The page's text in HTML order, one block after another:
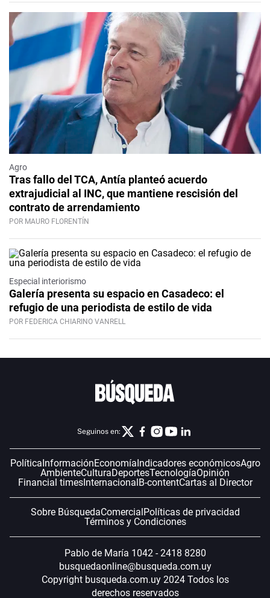
Agro
Tras fallo del TCA, Antía planteó acuerdo
extrajudicial al INC, que mantiene rescisión del
contrato de arrendamiento
POR MAURO FLORENTÍN
Especial interiorismo
Galería presenta su espacio en Casadeco: el
refugio de una periodista de estilo de vida
POR FEDERICA CHIARINO VANRELL
Seguinos en:
PolíticaInformaciónEconomíaIndicadores económicosAgro
AmbienteCulturaDeportesTecnologíaOpinión
Financial timesInternacionalB-contentCartas al Director
Sobre BúsquedaComercialPolíticas de privacidad
Términos y Condiciones
Pablo de María 1042 - 2418 8280
busquedaonline@busqueda.com.uy
Copyright busqueda.com.uy 2024 Todos los
derechos reservados